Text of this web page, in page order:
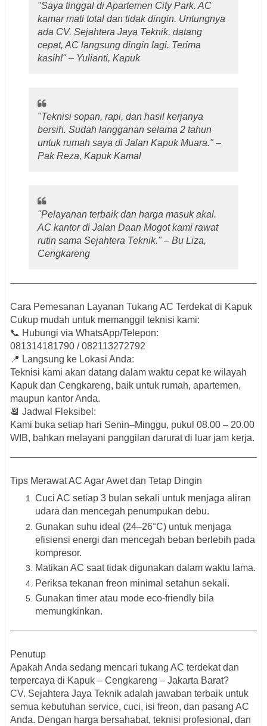
"Saya tinggal di Apartemen City Park. AC
kamar mati total dan tidak dingin. Untungnya
ada CV. Sejahtera Jaya Teknik, datang
cepat, AC langsung dingin lagi. Terima
kasih!" – Yulianti, Kapuk
"Teknisi sopan, rapi, dan hasil kerjanya
bersih. Sudah langganan selama 2 tahun
untuk rumah saya di Jalan Kapuk Muara." –
Pak Reza, Kapuk Kamal
"Pelayanan terbaik dan harga masuk akal.
AC kantor di Jalan Daan Mogot kami rawat
rutin sama Sejahtera Teknik." –Bu Liza,
Cengkareng
Cara Pemesanan Layanan Tukang AC Terdekat di Kapuk
Cukup mudah untuk memanggil teknisi kami:
📞 Hubungi via WhatsApp/Telepon:
081314181790 / 082113272792
📍 Langsung ke Lokasi Anda:
Teknisi kami akan datang dalam waktu cepat ke wilayah
Kapuk dan Cengkareng, baik untuk rumah, apartemen,
maupun kantor Anda.
📆 Jadwal Fleksibel:
Kami buka setiap hari Senin–Minggu, pukul 08.00 – 20.00
WIB, bahkan melayani panggilan darurat di luar jam kerja.
Tips Merawat AC Agar Awet dan Tetap Dingin
Cuci AC setiap 3 bulan sekali untuk menjaga aliran
udara dan mencegah penumpukan debu.
Gunakan suhu ideal (24–26°C) untuk menjaga
efisiensi energi dan mencegah beban berlebih pada
kompresor.
Matikan AC saat tidak digunakan dalam waktu lama.
Periksa tekanan freon minimal setahun sekali.
Gunakan timer atau mode eco-friendly bila
memungkinkan.
Penutup
Apakah Anda sedang mencari tukang AC terdekat dan
terpercaya di Kapuk – Cengkareng – Jakarta Barat?
CV. Sejahtera Jaya Teknik adalah jawaban terbaik untuk
semua kebutuhan service, cuci, isi freon, dan pasang AC
Anda. Dengan harga bersahabat, teknisi profesional, dan